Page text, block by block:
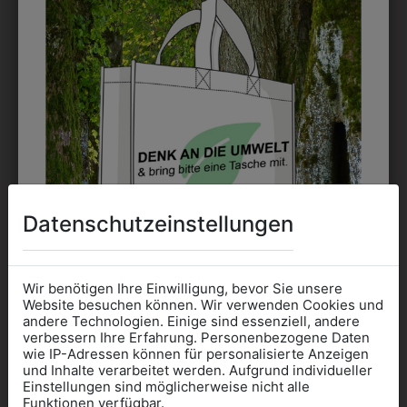
DRUCK
Perfekt für große Logos und für kleine Details, jedoch
kostet jede Farbe extra und ist erst ab 12 Stück
möglich. Waschbar bis zu 60°C.
DAS KÖNNTE IHNEN
AUCH GEFALLEN
Datenschutzeinstellungen
Wir benötigen Ihre Einwilligung, bevor Sie unsere
Website besuchen können. Wir verwenden Cookies und
andere Technologien. Einige sind essenziell, andere
verbessern Ihre Erfahrung. Personenbezogene Daten
wie IP-Adressen können für personalisierte Anzeigen
und Inhalte verarbeitet werden. Aufgrund individueller
Einstellungen sind möglicherweise nicht alle
Funktionen verfügbar.
Informationen wenn Sie
Kleidung